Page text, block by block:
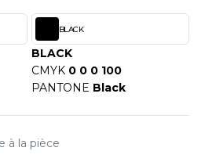
BLACK
BLACK
CMYK 0 0 0 100
PANTONE Black
à la pièce